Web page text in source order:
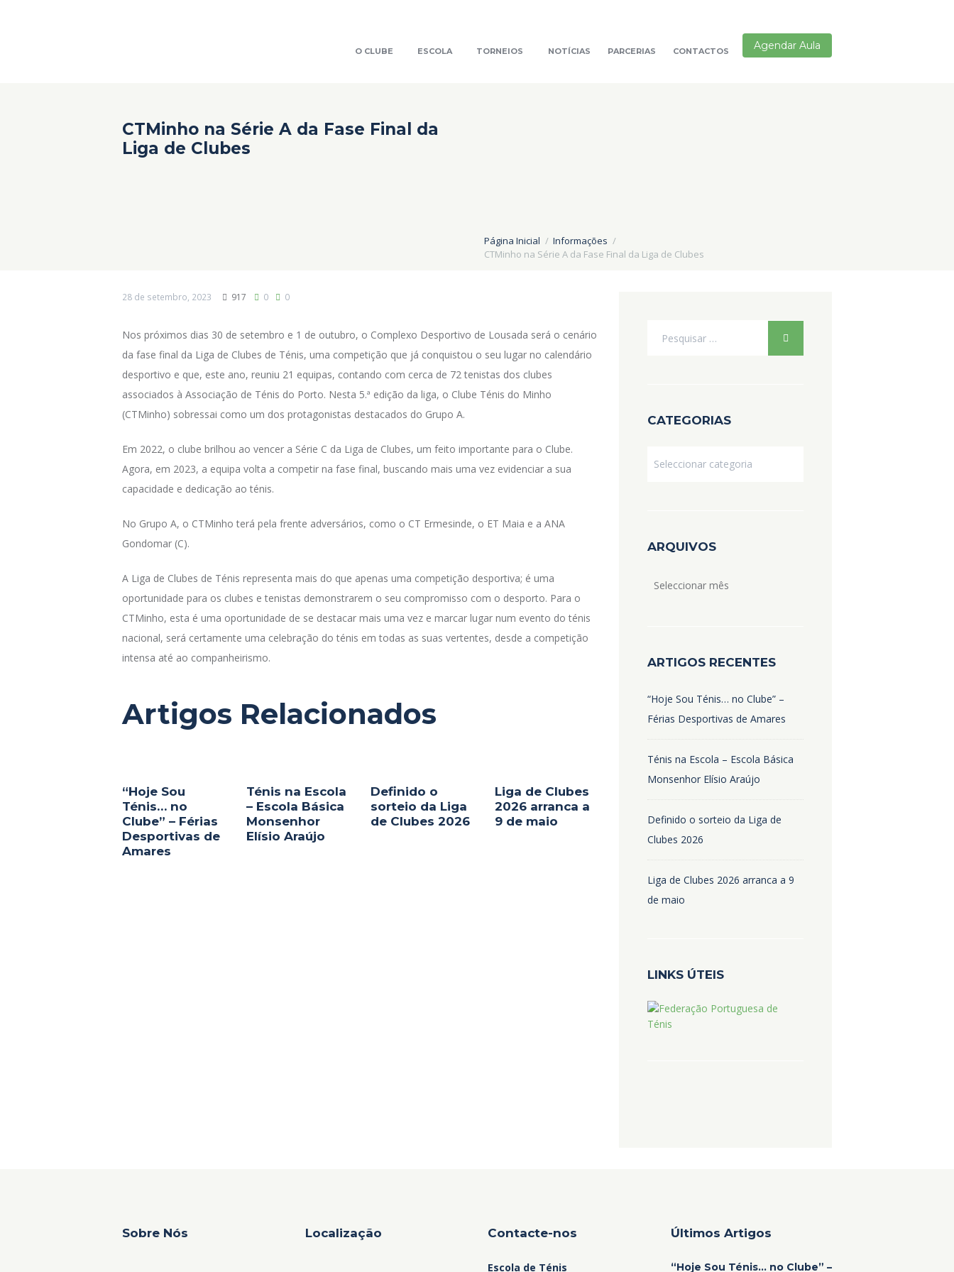
Agendar Aula
O CLUBE ESCOLA TORNEIOS NOTÍCIAS PARCERIAS CONTACTOS
CTMinho na Série A da Fase Final da
Liga de Clubes
Página Inicial
Informações
CTMinho na Série A da Fase Final da Liga de Clubes
28 de setembro, 2023 917 0 0
Nos próximos dias 30 de setembro e 1 de outubro, o Complexo Desportivo de Lousada será o cenário
da fase final da Liga de Clubes de Ténis, uma competição que já conquistou o seu lugar no calendário
desportivo e que, este ano, reuniu 21 equipas, contando com cerca de 72 tenistas dos clubes
associados à Associação de Ténis do Porto. Nesta 5.ª edição da liga, o Clube Ténis do Minho
(CTMinho) sobressai como um dos protagonistas destacados do Grupo A.
Em 2022, o clube brilhou ao vencer a Série C da Liga de Clubes, um feito importante para o Clube.
Agora, em 2023, a equipa volta a competir na fase final, buscando mais uma vez evidenciar a sua
capacidade e dedicação ao ténis.
No Grupo A, o CTMinho terá pela frente adversários, como o CT Ermesinde, o ET Maia e a ANA
Gondomar (C).
A Liga de Clubes de Ténis representa mais do que apenas uma competição desportiva; é uma
oportunidade para os clubes e tenistas demonstrarem o seu compromisso com o desporto. Para o
CTMinho, esta é uma oportunidade de se destacar mais uma vez e marcar lugar num evento do ténis
nacional, será certamente uma celebração do ténis em todas as suas vertentes, desde a competição
intensa até ao companheirismo.
Artigos Relacionados
“Hoje Sou
Ténis… no
Clube” – Férias
Desportivas de
Amares
Ténis na Escola
– Escola Básica
Monsenhor
Elísio Araújo
Definido o
sorteio da Liga
de Clubes 2026
Liga de Clubes
2026 arranca a
9 de maio
CATEGORIAS
ARQUIVOS
Arquivos
ARTIGOS RECENTES
“Hoje Sou Ténis… no Clube” –
Férias Desportivas de Amares
Ténis na Escola – Escola Básica
Monsenhor Elísio Araújo
Definido o sorteio da Liga de
Clubes 2026
Liga de Clubes 2026 arranca a 9
de maio
LINKS ÚTEIS
Sobre Nós Localização Contacte-nos
Escola de Ténis
Últimos Artigos
“Hoje Sou Ténis… no Clube” –